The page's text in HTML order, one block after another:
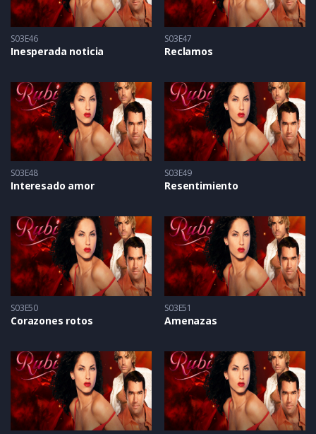
S03E46
Inesperada noticia
S03E47
Reclamos
S03E48
Interesado amor
S03E49
Resentimiento
S03E50
Corazones rotos
S03E51
Amenazas